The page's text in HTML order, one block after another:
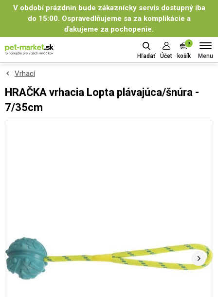
V období prázdnin bude zákaznícky servis dostupný iba
do 15:00. Ospravedlňujeme sa za komplikácie a
ďakujeme za pochopenie.
Hľadať Účet
0
košík Menu
Vrhací
HRAČKA vrhacia Lopta plávajúca/šnúra -
7/35cm